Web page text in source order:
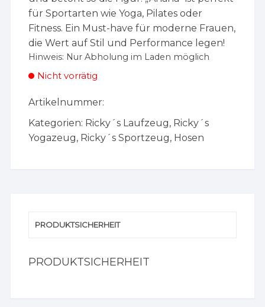
für Sportarten wie Yoga, Pilates oder
Fitness. Ein Must-have für moderne Frauen,
die Wert auf Stil und Performance legen!
Hinweis: Nur Abholung im Laden möglich
Nicht vorrätig
Artikelnummer:
Kategorien: Ricky´s Laufzeug, Ricky´s
Yogazeug, Ricky´s Sportzeug, Hosen
PRODUKTSICHERHEIT
PRODUKTSICHERHEIT